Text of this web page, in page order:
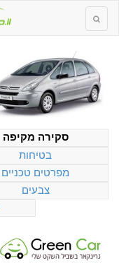
סקירה מקיפה
בטיחות
מפרטים טכניים
צבעים